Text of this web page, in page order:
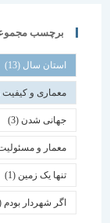
برچسب مجموعه
استان سال(13)
معماری و کیفیت
جهانی شدن(3)
معمار و مسئولیت
تنها یک زمین(1)
اگر شهردار بودم(1)